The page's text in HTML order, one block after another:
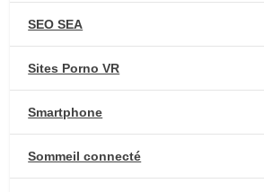
SEO SEA
Sites Porno VR
Smartphone
Sommeil connecté